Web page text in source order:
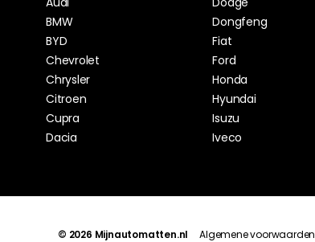
BMW
BYD
Chevrolet
Chrysler
Citroen
Cupra
Dacia
Dongfeng
Fiat
Ford
Honda
Hyundai
Isuzu
Iveco
© 2026 Mijnautomatten.nl Algemene voorwaarden